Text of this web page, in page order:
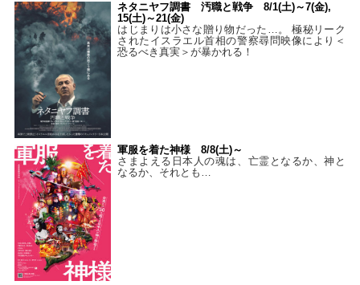
ネタニヤフ調書 汚職と戦争 8/1(土)～7(金),
15(土)～21(金)
はじまりは小さな贈り物だった…。 極秘リーク
されたイスラエル首相の警察尋問映像により＜
恐るべき真実＞が暴かれる！
軍服を着た神様 8/8(土)～
さまよえる日本人の魂は、亡霊となるか、神と
なるか、それとも…